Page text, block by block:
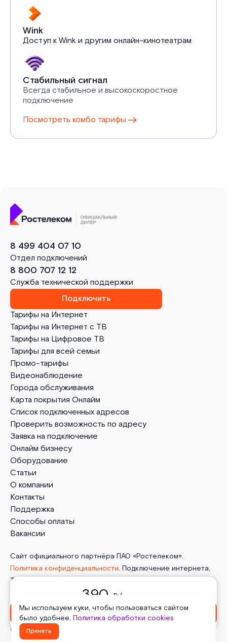
Wink
Доступ к Wink и другим онлайн-кинотеатрам
Стабильный сигнал
Всегда стабильное и высокоскоростное
подключение
Посмотреть комбо тарифы
390 ₽/ месяц
Оформить заявку
Тарифы на Интернет
Тарифы на Интернет с ТВ
Тарифы на Цифровое ТВ
Тарифы для всей семьи
Промо-тарифы
Видеонаблюдение
Города обслуживания
Карта покрытия Онлайм
Список подключенных адресов
Проверить возможность по адресу
Заявка на подключение
Онлайм бизнесу
Оборудование
Статьи
О компании
Контакты
Поддержка
Способы оплаты
Вакансии
8 499 404 07 10
Отдел подключений
8 800 707 12 12
Служба технической поддержки
Подключить
Сайт официального партнёра ПАО «Ростелеком».
Политика конфиденциальности. Подключение интернета,
ТВ, мобильной связи и телефонии от Онлайм в деревня
Пользовательское соглашение
Политика обработки cookies . Отписаться от получения
информационных рассылок от данного ресурса можно на
странице.
Мы используем куки, чтобы пользоваться сайтом
было удобнее.Политика обработки cookies
Принять